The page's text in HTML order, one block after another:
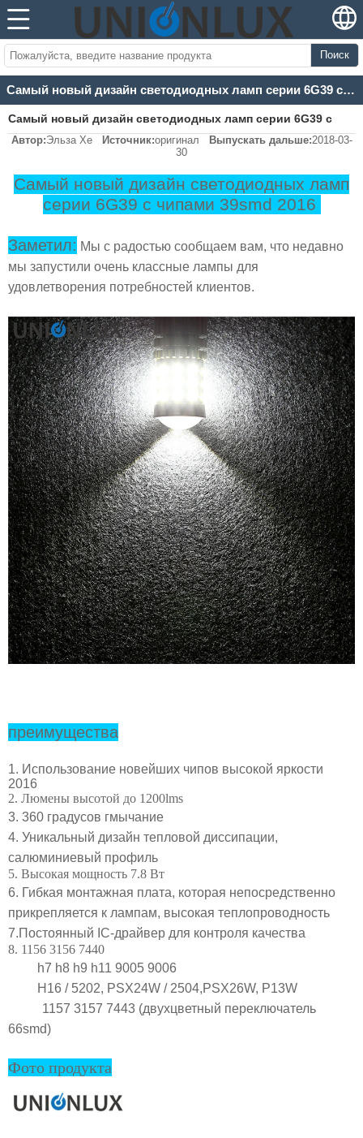
Поиск
Самый новый дизайн светодиодных ламп серии 6G39 с чипами 39smd 2016
Самый новый дизайн светодиодных ламп серии 6G39 с
чипами 39smd 2016
Автор:Эльза Хе Источник:оригинал Выпускать дальше:2018-03-
30
Самый новый дизайн светодиодных ламп
серии 6G39 с чипами 39smd 2016
Заметил: Мы с радостью сообщаем вам, что недавно
мы запустили очень классные лампы для
удовлетворения потребностей клиентов.
преимущества
1. Использование новейших чипов высокой яркости
2016
2. Люмены высотой до 1200lms
3. 360 градусов гмычание
4. Уникальный дизайн тепловой диссипации,
cалюминиевый профиль
5. Высокая мощность 7.8 Вт
6. Гибкая монтажная плата, которая непосредственно
прикрепляется к лампам, высокая теплопроводность
7.Постоянный IC-драйвер для контроля качества
8. 1156 3156 7440
h7 h8 h9 h11 9005 9006
H16 / 5202, PSX24W / 2504,PSX26W, P13W
1157 3157 7443 (двухцветный переключатель
66smd)
Фото продукта